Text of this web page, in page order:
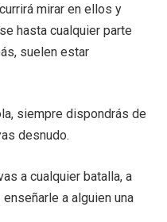
mirar en ellos y
hasta cualquier parte
suelen estar
siempre dispondrás de
desnudo.
a cualquier batalla, a
a alguien una